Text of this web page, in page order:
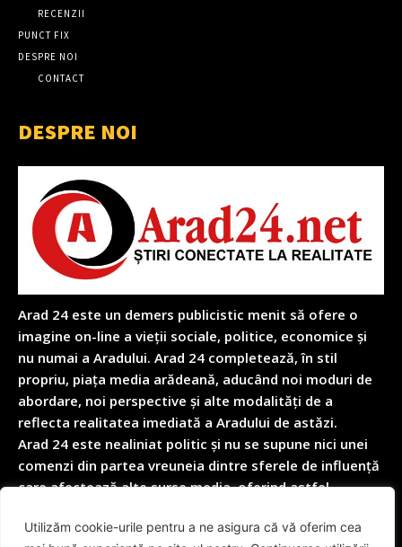
Utilizăm cookie-urile pentru a ne asigura că vă oferim cea
RECENZII
PUNCT FIX
DESPRE NOI
CONTACT
DESPRE NOI
Arad 24 este un demers publicistic menit să ofere o
imagine on-line a vieții sociale, politice, economice și
nu numai a Aradului. Arad 24 completează, în stil
propriu, piața media arădeană, aducând noi moduri de
abordare, noi perspective și alte modalități de a
reflecta realitatea imediată a Aradului de astăzi.
Arad 24 este nealiniat politic și nu se supune nici unei
comenzi din partea vreuneia dintre sferele de influență
care afectează alte surse media, oferind astfel
a realității cotidiene.